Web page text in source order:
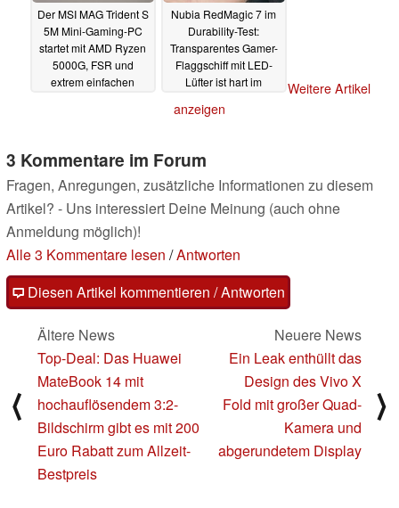
Der MSI MAG Trident S
5M Mini-Gaming-PC
startet mit AMD Ryzen
5000G, FSR und
extrem einfachen
Nubia RedMagic 7 im
Durability-Test:
Transparentes Gamer-
Flaggschiff mit LED-
Lüfter ist hart im
Weitere Artikel
anzeigen
3 Kommentare im Forum
Fragen, Anregungen, zusätzliche Informationen zu diesem
Artikel? - Uns interessiert Deine Meinung (auch ohne
Anmeldung möglich)!
Alle 3 Kommentare lesen /Antworten
Diesen Artikel kommentieren / Antworten
⟨
Ältere News
Top-Deal: Das Huawei
MateBook 14 mit
hochauflösendem 3:2-
Bildschirm gibt es mit 200
Euro Rabatt zum Allzeit-
Bestpreis
Neuere News
Ein Leak enthüllt das
Design des Vivo X
Fold mit großer Quad-
Kamera und
abgerundetem Display
⟩